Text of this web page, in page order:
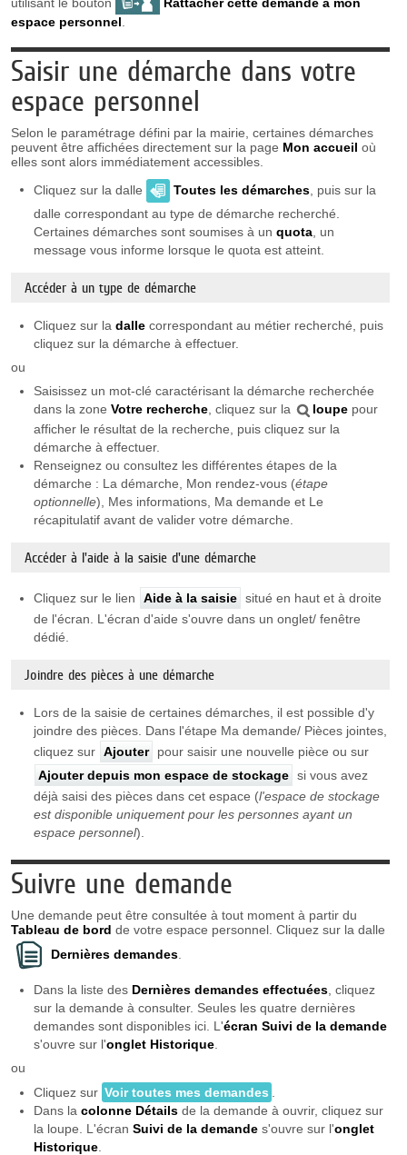
espace personnel
Saisir une démarche dans votre
espace personnel
Selon le paramétrage défini par la mairie, certaines démarches
peuvent être affichées directement sur la page Mon accueil où
elles sont alors immédiatement accessibles.
Cliquez sur la dalle
Toutes les démarches, puis sur la
dalle correspondant au type de démarche recherché.
Certaines démarches sont soumises à un quota, un
message vous informe lorsque le quota est atteint.
Accéder à un type de démarche
Cliquez sur la dallecorrespondant au métier recherché, puis
cliquez sur la démarche à effectuer.
ou
Saisissez un mot-clé caractérisant la démarche recherchée
dans la zone Votre recherche, cliquez sur la loupepour
afficher le résultat de la recherche, puis cliquez sur la
démarche à effectuer.
Renseignez ou consultez les différentes étapes de la
démarche : La démarche, Mon rendez-vous (étape
optionnelle), Mes informations, Ma demande et Le
récapitulatif avant de valider votre démarche.
Accéder à l'aide à la saisie d'une démarche
Cliquez sur le lien Aide à la saisie situé en haut et à droite
de l'écran. L'écran d'aide s'ouvre dans un onglet/ fenêtre
dédié.
Joindre des pièces à une démarche
Lors de la saisie de certaines démarches, il est possible d'y
joindre des pièces. Dans l'étape Ma demande/ Pièces jointes,
cliquez sur Ajouter
pour saisir une nouvelle pièce ou sur
Ajouter depuis mon espace de stockage si vous avez
déjà saisi des pièces dans cet espace (l'espace de stockage
est disponible uniquement pour les personnes ayant un
espace personnel).
Suivre une demande
Une demande peut être consultée à tout moment à partir du
Tableau de bord de votre espace personnel. Cliquez sur la dalle
Dernières demandes.
Dans la liste des Dernières demandes effectuées, cliquez
sur la demande à consulter. Seules les quatre dernières
demandes sont disponibles ici. L'écran Suivi de la demande
s'ouvre sur l'onglet Historique.
ou
Cliquez sur Voir toutes mes demandes
Dans la colonne Détailsde la demande à ouvrir, cliquez sur
la loupe. L'écran Suivi de la demandes'ouvre sur l'onglet
Historique.